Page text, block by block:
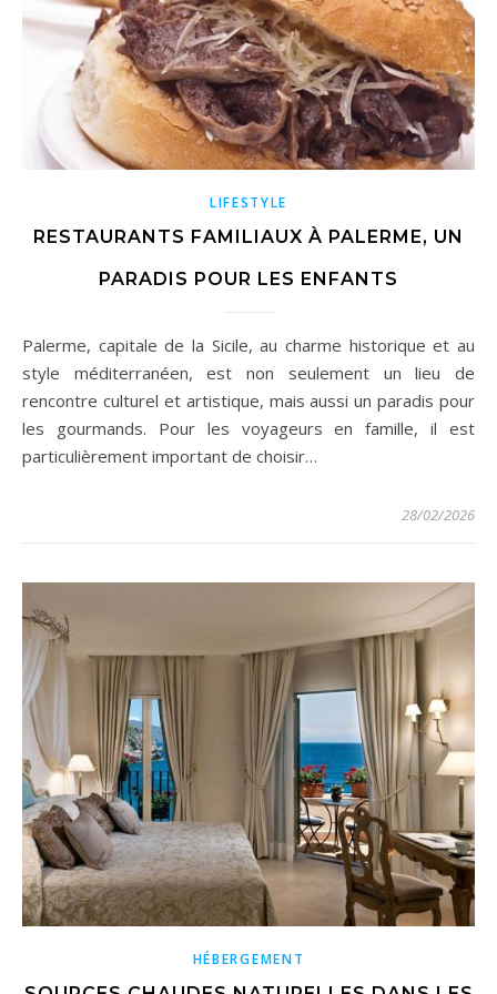
LIFESTYLE
RESTAURANTS FAMILIAUX À PALERME, UN
PARADIS POUR LES ENFANTS
Palerme, capitale de la Sicile, au charme historique et au
style méditerranéen, est non seulement un lieu de
rencontre culturel et artistique, mais aussi un paradis pour
les gourmands. Pour les voyageurs en famille, il est
particulièrement important de choisir…
28/02/2026
HÉBERGEMENT